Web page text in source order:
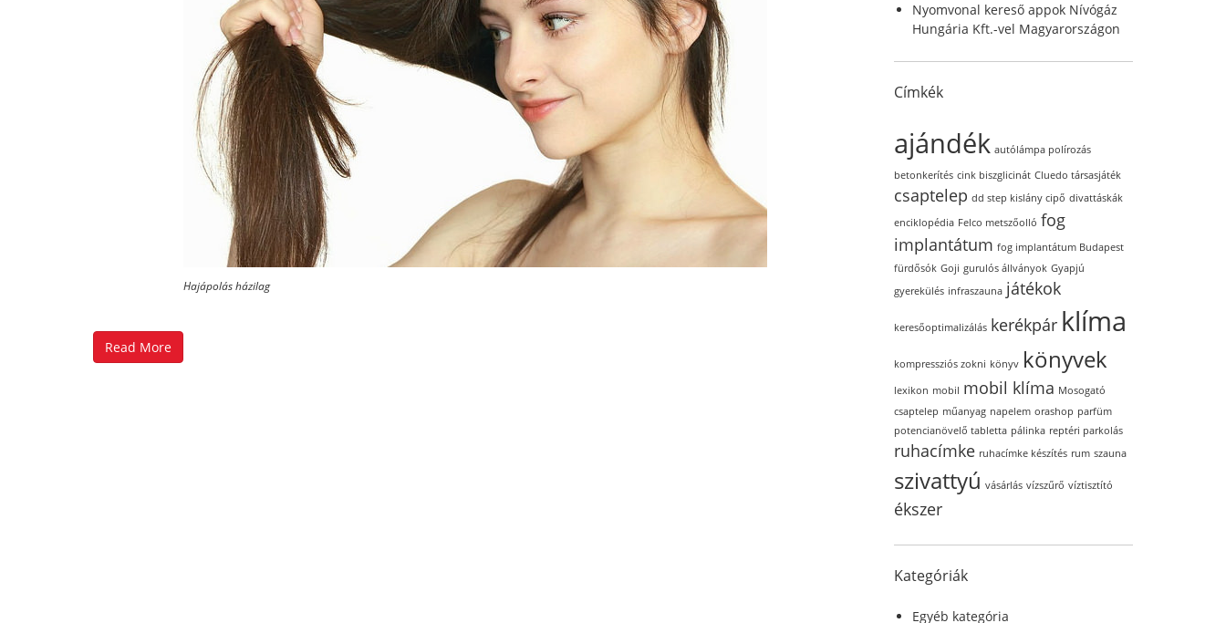
Hajápolás házilag
Read More
Nyomvonal kereső appok Nívógáz
Hungária Kft.-vel Magyarországon
Címkék
ajándék autólámpa polírozás
betonkerítés cink biszglicinát Cluedo társasjáték
csaptelep dd step kislány cipő divattáskák
enciklopédia Felco metszőolló fog
implantátum fog implantátum Budapest
fürdősók Goji gurulós állványok Gyapjú
gyerekülés infraszauna játékok
keresőoptimalizálás kerékpár klíma
kompressziós zokni könyv könyvek
lexikon mobil mobil klíma Mosogató
csaptelep műanyag napelem orashop parfüm
potencianövelő tabletta pálinka reptéri parkolás
ruhacímke ruhacímke készítés rum szauna
szivattyú vásárlás vízszűrő víztisztító
ékszer
Kategóriák
Egyéb kategória